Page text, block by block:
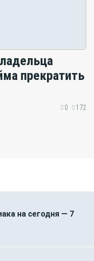
прекратить
0 172
на сегодня — 7